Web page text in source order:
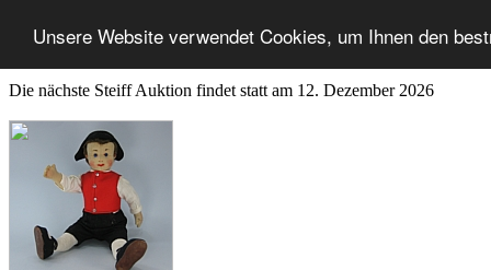
Unsere Website verwendet Cookies, um Ihnen den
Die nächste Steiff Auktion findet statt am 12. Dezember 2026